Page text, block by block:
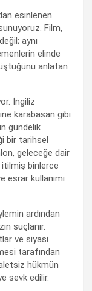
esinlenen
Film,
aynı
elinde
anlatan
İngiliz
karabasan gibi
gündelik
bir tarihsel
geleceğe dair
itilmiş binlerce
esrar kullanımı
ardından
suçlanır.
ve siyasi
tarafından
hükmün
sevk edilir.